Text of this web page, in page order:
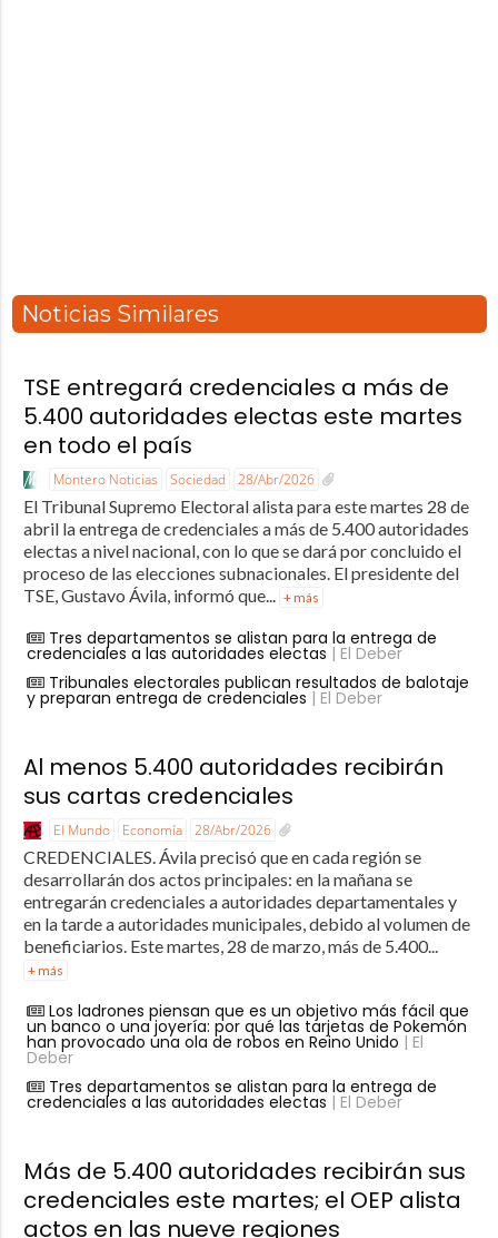
Noticias Similares
TSE entregará credenciales a más de
5.400 autoridades electas este martes
en todo el país
Montero Noticias Sociedad 28/Abr/2026
El Tribunal Supremo Electoral alista para este martes 28 de
abril la entrega de credenciales a más de 5.400 autoridades
electas a nivel nacional, con lo que se dará por concluido el
proceso de las elecciones subnacionales. El presidente del
TSE, Gustavo Ávila, informó que... + más
Tres departamentos se alistan para la entrega de
credenciales a las autoridades electas | El Deber
Tribunales electorales publican resultados de balotaje
y preparan entrega de credenciales | El Deber
Al menos 5.400 autoridades recibirán
sus cartas credenciales
El Mundo Economía 28/Abr/2026
CREDENCIALES. Ávila precisó que en cada región se
desarrollarán dos actos principales: en la mañana se
entregarán credenciales a autoridades departamentales y
en la tarde a autoridades municipales, debido al volumen de
beneficiarios. Este martes, 28 de marzo, más de 5.400...
+ más
Los ladrones piensan que es un objetivo más fácil que
un banco o una joyería: por qué las tarjetas de Pokemón
han provocado una ola de robos en Reino Unido | El
Deber
Tres departamentos se alistan para la entrega de
credenciales a las autoridades electas | El Deber
Más de 5.400 autoridades recibirán sus
credenciales este martes; el OEP alista
actos en las nueve regiones